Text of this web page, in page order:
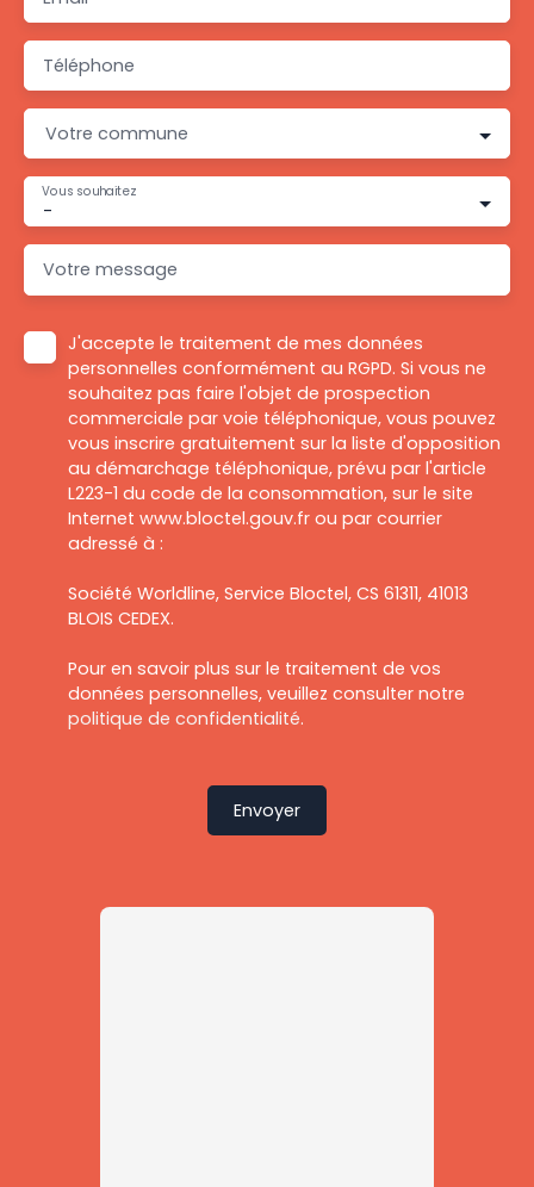
Téléphone
Votre commune
-
Vous souhaitez
Votre message
J'accepte le traitement de mes données
personnelles conformément au RGPD. Si vous ne
souhaitez pas faire l'objet de prospection
commerciale par voie téléphonique, vous pouvez
vous inscrire gratuitement sur la liste d'opposition
au démarchage téléphonique, prévu par l'article
L223-1 du code de la consommation, sur le site
Internet www.bloctel.gouv.fr ou par courrier
adressé à :
Société Worldline, Service Bloctel, CS 61311, 41013
BLOIS CEDEX.
Pour en savoir plus sur le traitement de vos
données personnelles, veuillez consulter notre
politique de confidentialité.
Envoyer